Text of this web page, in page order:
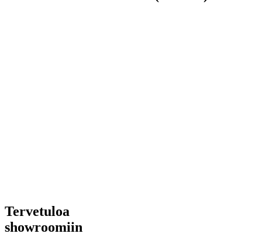
Tervetuloa
showroomiin